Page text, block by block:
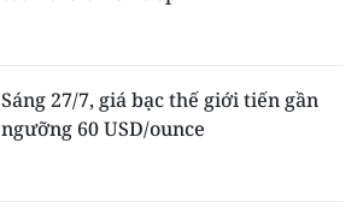
Sáng 27/7, giá bạc thế giới tiến gần
ngưỡng 60 USD/ounce